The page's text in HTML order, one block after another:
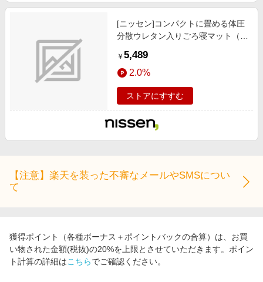
[ニッセン]コンパクトに畳める体圧
分散ウレタン入りごろ寝マット（布
ン/ラグ/寝具 / クッション/クッショ
ンカバー / ごろ寝マット/お昼寝マ
ット/ネイビー
￥ 5,489
2.0%
ストアにすすむ
【注意】楽天を装った不審なメールやSMSについ
て
獲得ポイント（各種ボーナス＋ポイントバックの合算）は、お買
い物された金額(税抜)の20%を上限とさせていただきます。ポイン
ト計算の詳細はこちらでご確認ください。